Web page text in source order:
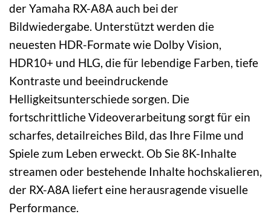
der Yamaha RX-A8A auch bei der
Bildwiedergabe. Unterstützt werden die
neuesten HDR-Formate wie Dolby Vision,
HDR10+ und HLG, die für lebendige Farben, tiefe
Kontraste und beeindruckende
Helligkeitsunterschiede sorgen. Die
fortschrittliche Videoverarbeitung sorgt für ein
scharfes, detailreiches Bild, das Ihre Filme und
Spiele zum Leben erweckt. Ob Sie 8K-Inhalte
streamen oder bestehende Inhalte hochskalieren,
der RX-A8A liefert eine herausragende visuelle
Performance.